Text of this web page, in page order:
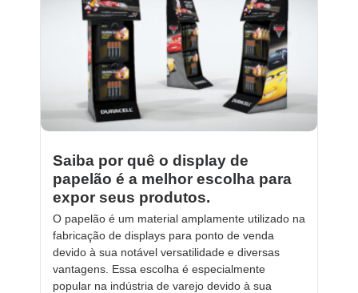
Saiba por quê o display de
papelão é a melhor escolha para
expor seus produtos.
O papelão é um material amplamente utilizado na
fabricação de displays para ponto de venda
devido à sua notável versatilidade e diversas
vantagens. Essa escolha é especialmente
popular na indústria de varejo devido à sua